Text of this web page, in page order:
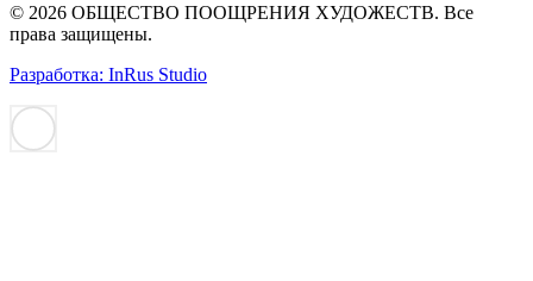
© 2026 ОБЩЕСТВО ПООЩРЕНИЯ ХУДОЖЕСТВ. Все
права защищены.
Разработка: InRus Studio